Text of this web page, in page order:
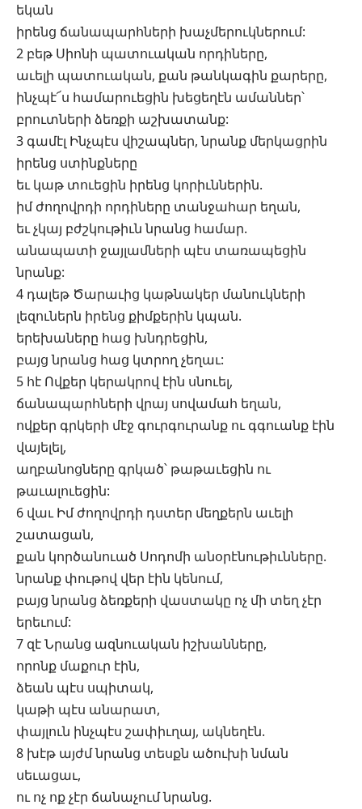
եկան
իրենց ճանապարհների խաչմերուկներում:
2 բեթ Սիոնի պատուական որդիները,
աւելի պատուական, քան թանկագին քարերը,
ինչպէ՜ս համարուեցին խեցեղէն ամաններ՝
բրուտների ձեռքի աշխատանք:
3 գամէլ Ինչպէս վիշապներ, նրանք մերկացրին
իրենց ստինքները
եւ կաթ տուեցին իրենց կորիւններին.
իմ ժողովրդի որդիները տանջահար եղան,
եւ չկայ բժշկութիւն նրանց համար.
անապատի ջայլամների պէս տառապեցին
նրանք:
4 դալեթ Ծարաւից կաթնակեր մանուկների
լեզուներն իրենց քիմքերին կպան.
երեխաները հաց խնդրեցին,
բայց նրանց հաց կտրող չեղաւ:
5 հէ Ովքեր կերակրով էին սնուել,
ճանապարհների վրայ սովամահ եղան,
ովքեր գրկերի մէջ գուրգուրանք ու գգուանք էին
վայելել,
աղբանոցները գրկած՝ թաթաւեցին ու
թաւալուեցին:
6 վաւ Իմ ժողովրդի դստեր մեղքերն աւելի
շատացան,
քան կործանուած Սոդոմի անօրէնութիւնները.
նրանք փութով վեր էին կենում,
բայց նրանց ձեռքերի վաստակը ոչ մի տեղ չէր
երեւում:
7 զէ Նրանց ազնուական իշխանները,
որոնք մաքուր էին,
ձեան պէս սպիտակ,
կաթի պէս անարատ,
փայլուն ինչպէս շափիւղայ, ակնեղէն.
8 խէթ այժմ նրանց տեսքն ածուխի նման
սեւացաւ,
ու ոչ ոք չէր ճանաչում նրանց.